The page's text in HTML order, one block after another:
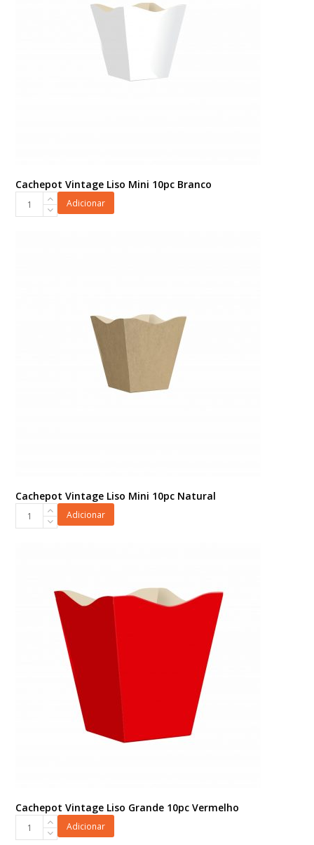
Cachepot Vintage Liso Mini 10pc Branco
Cachepot
Adicionar
Cachepot Vintage Liso Mini 10pc Natural
Cachepot
quantidade
Adicionar
Cachepot Vintage Liso Grande 10pc Vermelho
Cachepot
Adicionar